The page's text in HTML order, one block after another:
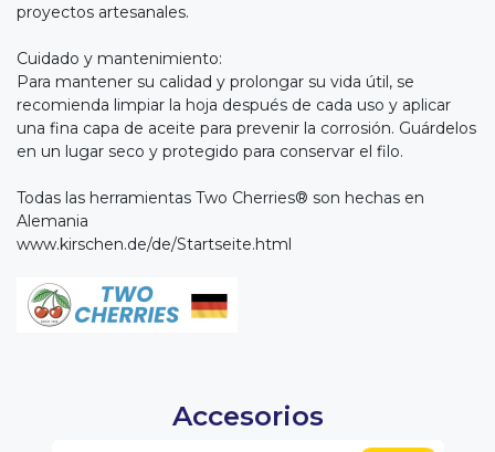
proyectos artesanales.
Cuidado y mantenimiento:
Para mantener su calidad y prolongar su vida útil, se
recomienda limpiar la hoja después de cada uso y aplicar
una fina capa de aceite para prevenir la corrosión. Guárdelos
en un lugar seco y protegido para conservar el filo.
Todas las herramientas Two Cherries® son hechas en
Alemania
www.kirschen.de/de/Startseite.html
Accesorios